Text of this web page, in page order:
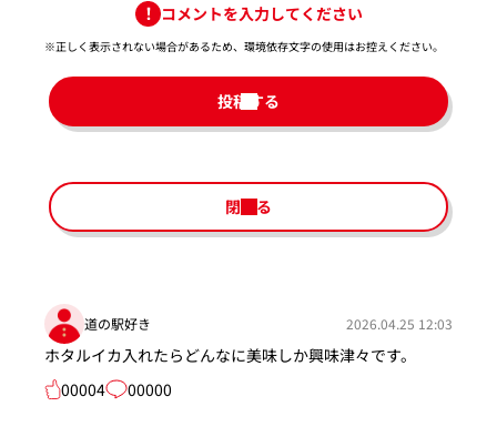
コメントを入力してください
※正しく表示されない場合があるため、環境依存文字の使用はお控えください。​
投稿する
閉じる
道の駅好き 2026.04.25 12:03
ホタルイカ入れたらどんなに美味しか興味津々です。
00004
00000